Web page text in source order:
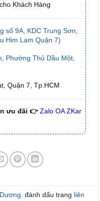
cho Khách Hàng
số 9A, KDC Trung Sơn,
Him Lam Quận 7)
Phường Thủ Dầu Một,
Quận 7, Tp.HCM
ưu đãi 👉 Zalo OA ZKar
. đánh dấu trang liên